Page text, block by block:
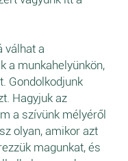
válhat a
a munkahelyünkön,
Gondolkodjunk
Hagyjuk az
a szívünk mélyéről
olyan, amikor azt
magunkat, és